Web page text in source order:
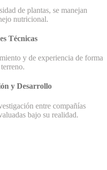
de plantas, se manejan
nutricional.
Técnicas
y de experiencia de forma
y Desarrollo
entre compañías
bajo su realidad.